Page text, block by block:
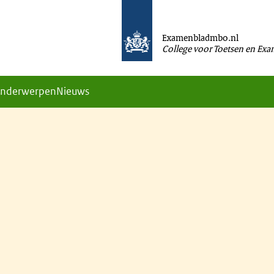
Examenbladmbo.nl
College voor Toetsen en
Nieuws